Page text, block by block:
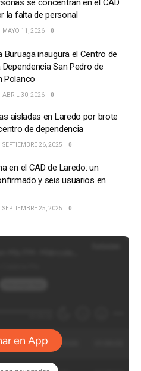
se concentran en el CAD
la falta de personal
MAYO 11, 2026 0
Buruaga inaugura el Centro de
San Pedro de
Polanco
ABRIL 30, 2026 0
aisladas en Laredo por brote
de dependencia
SEPTIEMBRE 26, 2025 0
en el CAD de Laredo: un
y seis usuarios en
SEPTIEMBRE 25, 2025 0